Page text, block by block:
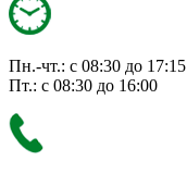
Пн.-чт.: с 08:30 до 17:15
Пт.: с 08:30 до 16:00